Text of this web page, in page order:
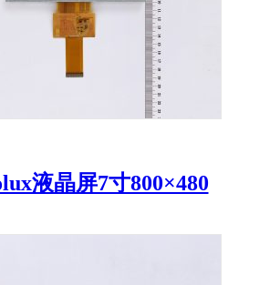
液晶屏7寸800×480